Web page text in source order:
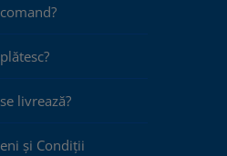
livrează?
și Condiții